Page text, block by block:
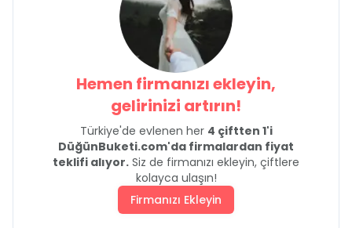
Hemen firmanızı ekleyin,
gelirinizi artırın!
Türkiye'de evlenen her 4 çiftten 1'i
DüğünBuketi.com'da firmalardan fiyat
teklifi alıyor. Siz de firmanızı ekleyin, çiftlere
kolayca ulaşın!
Firmanızı Ekleyin